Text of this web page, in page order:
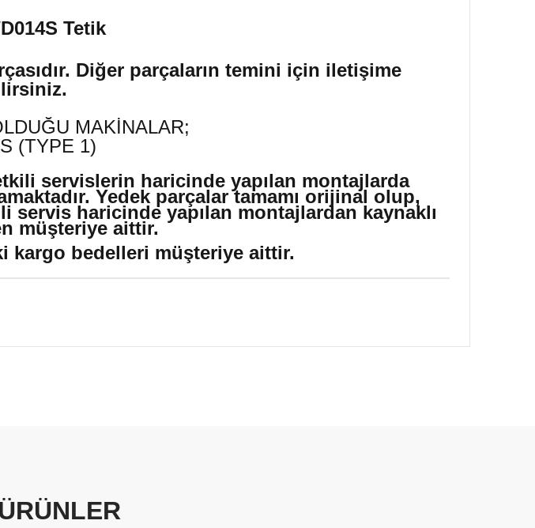
Tetik
Diğer parçaların temini için iletişime
MAKİNALAR;
(TYPE 1)
servislerin haricinde yapılan montajlarda
Yedek parçalar tamamı orijinal olup,
haricinde yapılan montajlardan kaynaklı
müşteriye aittir.
kargo bedelleri müşteriye aittir.